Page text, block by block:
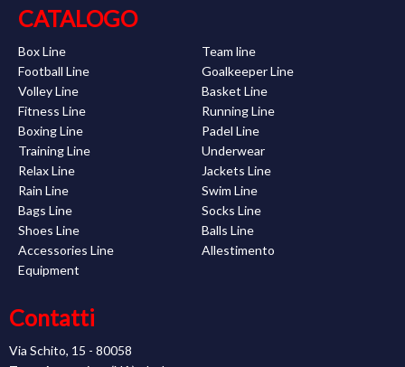
CATALOGO
Box Line
Team line
Football Line
Goalkeeper Line
Volley Line
Basket Line
Fitness Line
Running Line
Boxing Line
Padel Line
Training Line
Underwear
Relax Line
Jackets Line
Rain Line
Swim Line
Bags Line
Socks Line
Shoes Line
Balls Line
Accessories Line
Allestimento
Equipment
Contatti
Via Schito, 15 - 80058